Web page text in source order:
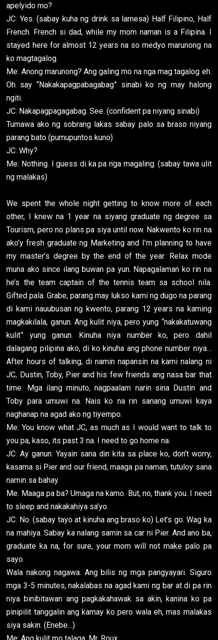
apelyido mo?
JC: Yes. (sabay kuha ng drink sa lamesa) Half Filipino, Half
French. French si dad, while my mom naman is a Filipina. I
stayed here for almost 12 years na so medyo marunong na
ko magtagalog.
Me: Anong marunong? Ang galing mo na nga mag tagalog eh.
Oh say “Nakakapagpabagabag” sinabi ko ng may halong
ngiti.
JC: Nakapagpagagabag. See. (confident pa niyang sinabi)
Tumawa ako ng sobrang lakas sabay palo sa braso niyang
parang bato (pumupuntos kuno)
JC: Why?
Me: Nothing. I guess di ka pa nga magaling. (sabay tawa ulit
ng malakas)
We spent the whole night getting to know more of each
other, I knew na 1 year na siyang graduate ng degree sa
Tourism, pero no plans pa siya until now. Nakwento ko rin na
ako’y fresh graduate ng Marketing and I’m planning to have
my master’s degree by the end of the year. Relax mode
muna ako since ilang buwan pa yun. Napagalaman ko rin na
he’s the team captain of the tennis team sa school nila.
Gifted pala. Grabe, parang may lukso kami ng dugo na parang
di kami nauubusan ng kwento, parang 12 years na kaming
magkakilala, ganun. Ang kulit niya, pero yung “nakakatuwang
kulit” yung ganun. Kinuha niya number ko, pero dahil
dalagang pilipina ako, di ko kinuha ang phone number niya…
After hours of talking, di namin napansin na kami nalang ni
JC, Dustin, Toby, Pier and his few friends ang nasa bar that
time. Mga ilang minuto, nagpaalam narin sina Dustin and
Toby para umuwi na. Nais ko na rin sanang umuwi kaya
naghanap na agad ako ng tiyempo.
Me: You know what JC, as much as I would want to talk to
you pa, kaso, its past 3 na. I need to go home na.
JC: Ay ganun. Yayain sana din kita sa place ko, don’t worry,
kasama si Pier and our friend, maaga pa naman, tutuloy sana
namin sa bahay.
Me: Maaga pa ba? Umaga na kamo. But, no, thank you. I need
to sleep and nakakahiya sa’yo.
JC: No. (sabay tayo at kinuha ang braso ko) Let’s go. Wag ka
na mahiya. Sabay ka nalang samin sa car ni Pier. And ano ba,
graduate ka na, for sure, your mom will not make palo pa
sayo.
Wala nakong nagawa. Ang bilis ng mga pangyayari. Siguro
mga 3-5 minutes, nakalabas na agad kami ng bar at di pa rin
niya binibitawan ang pagkakahawak sa akin, kanina ko pa
pinipilit tanggalin ang kamay ko pero wala eh, mas malakas
siya sakin. (Enebe…)